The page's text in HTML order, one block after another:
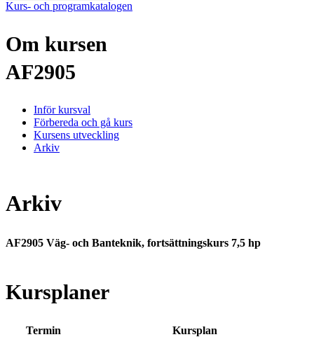
Kurs- och programkatalogen
Om kursen
AF2905
Inför kursval
Förbereda och gå kurs
Kursens utveckling
Arkiv
Arkiv
AF2905 Väg- och Banteknik, fortsättningskurs 7,5 hp
Kursplaner
Termin
Kursplan